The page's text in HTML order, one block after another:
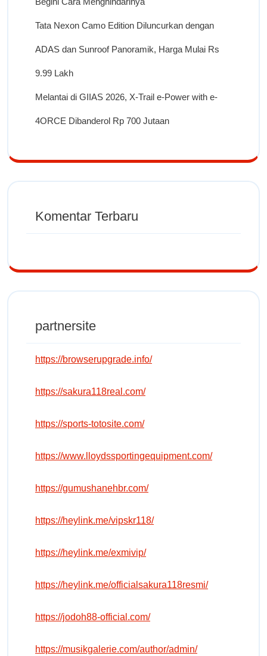
Tata Nexon Camo Edition Diluncurkan dengan
ADAS dan Sunroof Panoramik, Harga Mulai Rs
9.99 Lakh
Melantai di GIIAS 2026, X-Trail e-Power with e-
4ORCE Dibanderol Rp 700 Jutaan
Komentar Terbaru
partnersite
https://browserupgrade.info/
https://sakura118real.com/
https://sports-totosite.com/
https://www.lloydssportingequipment.com/
https://gumushanehbr.com/
https://heylink.me/vipskr118/
https://heylink.me/exmivip/
https://heylink.me/officialsakura118resmi/
https://jodoh88-official.com/
https://musikgalerie.com/author/admin/